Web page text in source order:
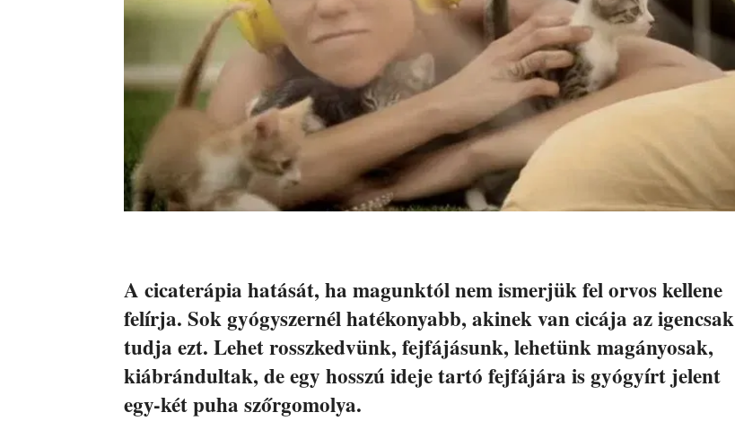
A cicaterápia hatását, ha magunktól nem ismerjük fel orvos kellene
felírja. Sok gyógyszernél hatékonyabb, akinek van cicája az igencsak
tudja ezt. Lehet rosszkedvünk, fejfájásunk, lehetünk magányosak,
kiábrándultak, de egy hosszú ideje tartó fejfájára is gyógyírt jelent
egy-két puha szőrgomolya.